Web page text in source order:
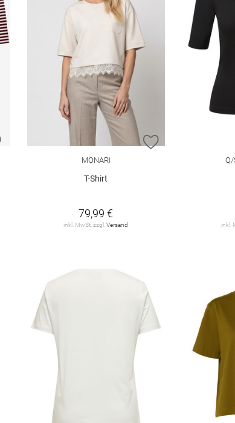
ZUR WUNSCHLISTE HINZUFÜGEN ZUR
MONARI
T-Shirt
79,99 €
inkl. MwSt. zzgl.Versand
Q/
inkl.